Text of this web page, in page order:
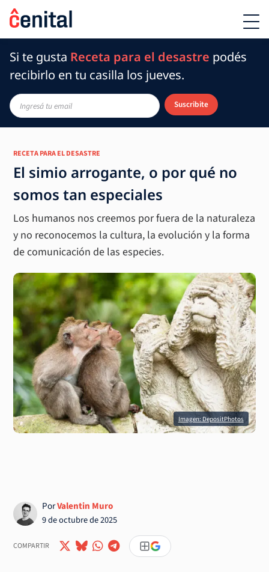
Si te gusta Receta para el desastre podés
recibirlo en tu casilla los jueves.
Suscribite
RECETA PARA EL DESASTRE
El simio arrogante, o por qué no
somos tan especiales
Los humanos nos creemos por fuera de la naturaleza
y no reconocemos la cultura, la evolución y la forma
de comunicación de las especies.
Imagen: DepositPhotos
PorValentin Muro
9 de octubre de 2025
COMPARTIR